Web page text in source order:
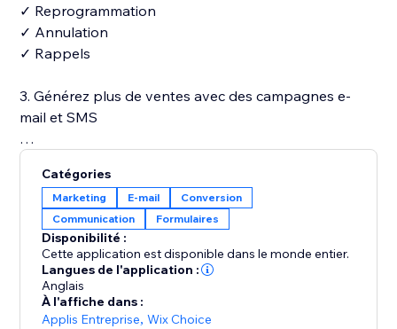
✓ Reprogrammation
✓ Annulation
✓ Rappels
3. Générez plus de ventes avec des campagnes e-
mail et SMS
conçus par des designers
✓ Importation de contacts depuis votre compte Wix
✓ Contrôle de l'heure d'envoi et des délais
✓ Numéro dédié pour les SMS
4. Développez votre liste d'abonnés avec les
formulaires
Catégories
Marketing E-mail
Conversion
Communication
Formulaires
Disponibilité :
Cette application est disponible dans le monde entier.
Langues de l'application :
Anglais
À l'affiche dans :
Applis Entreprise,Wix Choice